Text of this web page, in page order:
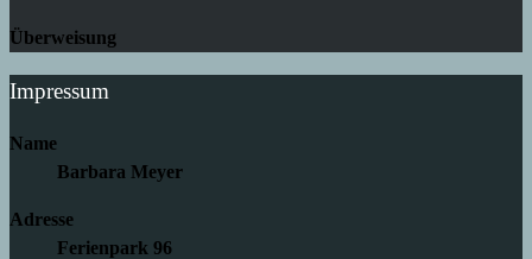
Überweisung
Impressum
Name
Barbara Meyer
Adresse
Ferienpark 96